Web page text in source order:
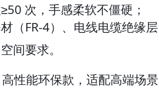
次，手感柔软不僵硬；
（FR-4）、电线电缆绝缘
间要求。
性能环保款，适配高端场景